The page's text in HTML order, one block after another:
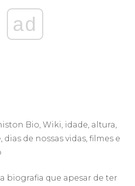
ad
Bio, Wiki, idade, altura,
dias de nossas vidas, filmes e
biografia que apesar de ter